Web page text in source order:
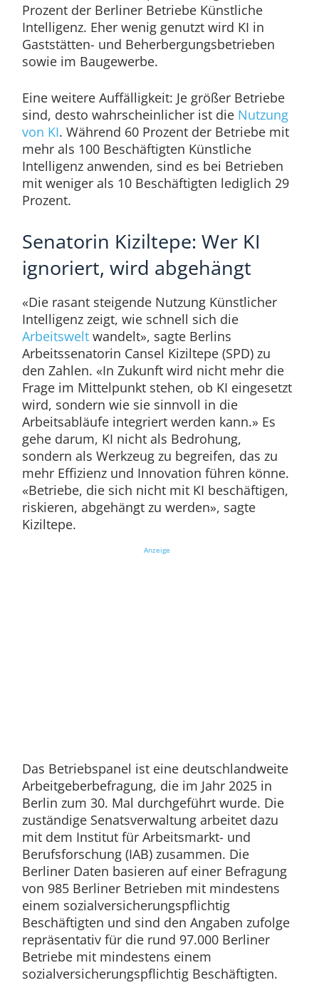
Prozent der Berliner Betriebe Künstliche
Intelligenz. Eher wenig genutzt wird KI in
Gaststätten- und Beherbergungsbetrieben
sowie im Baugewerbe.
Eine weitere Auffälligkeit: Je größer Betriebe
sind, desto wahrscheinlicher ist die Nutzung
von KI. Während 60 Prozent der Betriebe mit
mehr als 100 Beschäftigten Künstliche
Intelligenz anwenden, sind es bei Betrieben
mit weniger als 10 Beschäftigten lediglich 29
Prozent.
Senatorin Kiziltepe: Wer KI
ignoriert, wird abgehängt
«Die rasant steigende Nutzung Künstlicher
Intelligenz zeigt, wie schnell sich die
Arbeitsweltwandelt», sagte Berlins
Arbeitssenatorin Cansel Kiziltepe (SPD) zu
den Zahlen. «In Zukunft wird nicht mehr die
Frage im Mittelpunkt stehen, ob KI eingesetzt
wird, sondern wie sie sinnvoll in die
Arbeitsabläufe integriert werden kann.» Es
gehe darum, KI nicht als Bedrohung,
sondern als Werkzeug zu begreifen, das zu
mehr Effizienz und Innovation führen könne.
«Betriebe, die sich nicht mit KI beschäftigen,
riskieren, abgehängt zu werden», sagte
Kiziltepe.
Anzeige
Das Betriebspanel ist eine deutschlandweite
Arbeitgeberbefragung, die im Jahr 2025 in
Berlin zum 30. Mal durchgeführt wurde. Die
zuständige Senatsverwaltung arbeitet dazu
mit dem Institut für Arbeitsmarkt- und
Berufsforschung (IAB) zusammen. Die
Berliner Daten basieren auf einer Befragung
von 985 Berliner Betrieben mit mindestens
einem sozialversicherungspflichtig
Beschäftigten und sind den Angaben zufolge
repräsentativ für die rund 97.000 Berliner
Betriebe mit mindestens einem
sozialversicherungspflichtig Beschäftigten.